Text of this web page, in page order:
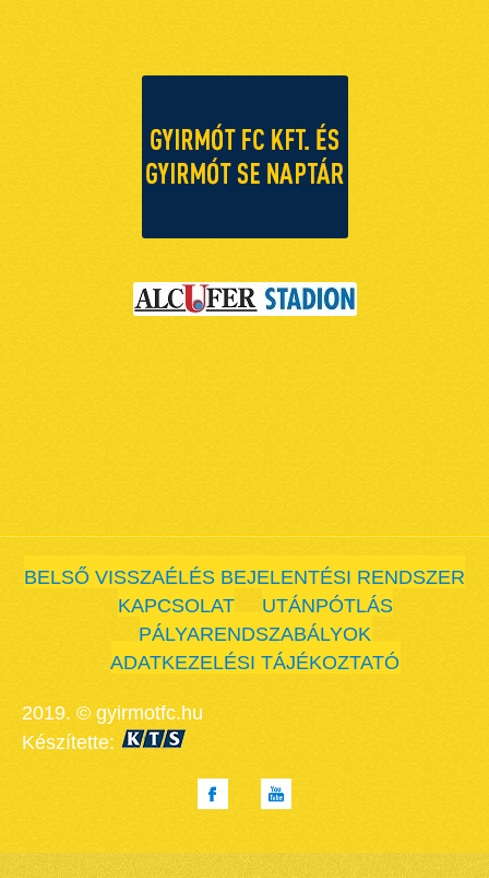
BELSŐ VISSZAÉLÉS BEJELENTÉSI RENDSZER
KAPCSOLAT
UTÁNPÓTLÁS
PÁLYARENDSZABÁLYOK
ADATKEZELÉSI TÁJÉKOZTATÓ
2019. © gyirmotfc.hu
Készítette: